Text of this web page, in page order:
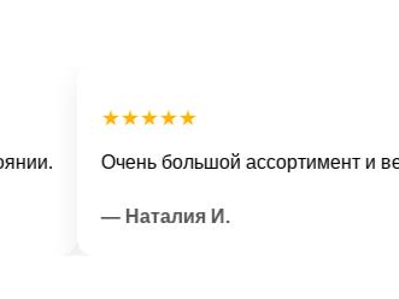
★★★★★
Очень большой ассортимент и
— Наталия И.